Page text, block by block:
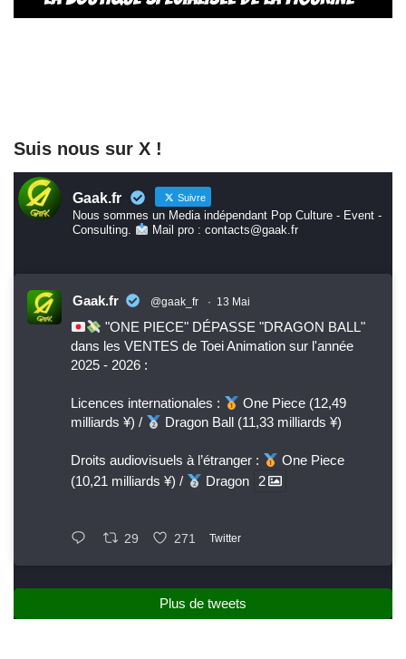
Suis nous sur X !
Gaak.fr Suivre
Nous sommes un Media indépendant Pop Culture - Event -
Consulting.
Mail pro : contacts@gaak.fr
Gaak.fr @gaak_fr · 13 Mai
"ONE PIECE" DÉPASSE "DRAGON BALL"
dans les VENTES de Toei Animation sur l'année
2025 - 2026 :
Licences internationales :
One Piece (12,49
milliards ¥) /
Dragon Ball (11,33 milliards ¥)
Droits audiovisuels à l’étranger :
One Piece
(10,21 milliards ¥) /
Dragon 2
29 271 Twitter
Plus de tweets